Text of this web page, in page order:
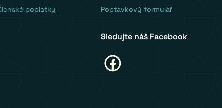
poplatky Poptávkový formulář
Sledujte náš Facebook